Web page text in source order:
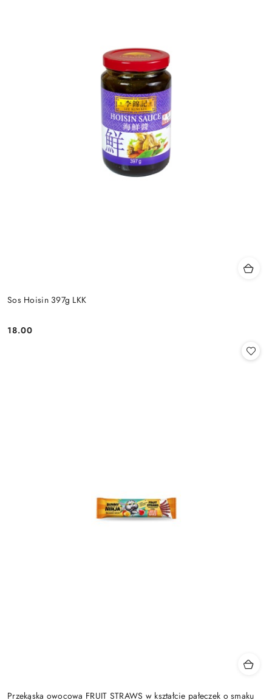
Sos Hoisin 397g LKK
Cena:
18.00
Przekąska owocowa FRUIT STRAWS w kształcie pałeczek o smaku